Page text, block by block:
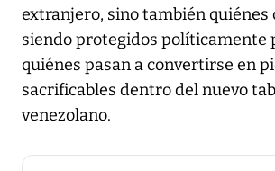
extranjero, sino también quiénes
siendo protegidos políticamente
quiénes pasan a convertirse en
sacrificables dentro del nuevo
venezolano.